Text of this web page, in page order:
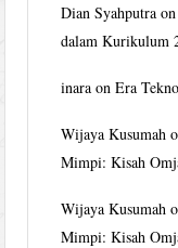
Dian Syahputra
dalam Kurikulum
inara onEra
Wijaya Kusumah
Mimpi: Kisah
Wijaya Kusumah
Mimpi: Kisah